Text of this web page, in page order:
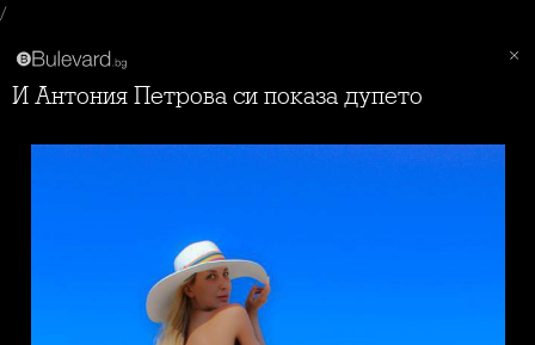
/
И Антония Петрова си показа дупето